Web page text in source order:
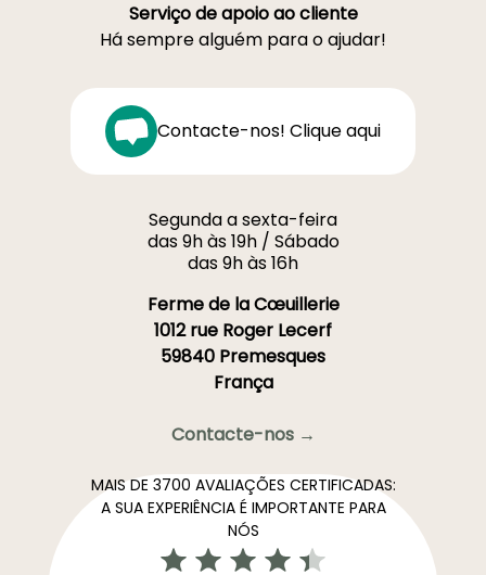
Serviço de apoio ao cliente
Há sempre alguém para o ajudar!
Contacte-nos! Clique aqui
Segunda a sexta-feira
das 9h às 19h / Sábado
das 9h às 16h
Ferme de la Cœuillerie
1012 rue Roger Lecerf
59840 Premesques
França
Contacte-nos →
MAIS DE 3700 AVALIAÇÕES CERTIFICADAS:
A SUA EXPERIÊNCIA É IMPORTANTE PARA
NÓS